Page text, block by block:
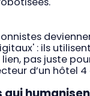
: ils
pas juste
d’un hôtel 4